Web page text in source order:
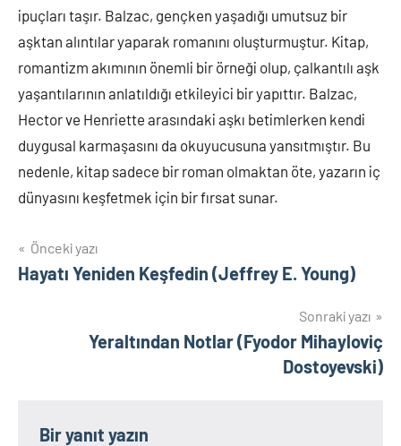
ipuçları taşır. Balzac, gençken yaşadığı umutsuz bir
aşktan alıntılar yaparak romanını oluşturmuştur. Kitap,
romantizm akımının önemli bir örneği olup, çalkantılı aşk
yaşantılarının anlatıldığı etkileyici bir yapıttır. Balzac,
Hector ve Henriette arasındaki aşkı betimlerken kendi
duygusal karmaşasını da okuyucusuna yansıtmıştır. Bu
nedenle, kitap sadece bir roman olmaktan öte, yazarın iç
dünyasını keşfetmek için bir fırsat sunar.
Yazı
gezinmesi
Önceki yazı
Hayatı Yeniden Keşfedin (Jeffrey E. Young)
Sonraki yazı
Yeraltından Notlar (Fyodor Mihayloviç
Dostoyevski)
Bir yanıt yazın